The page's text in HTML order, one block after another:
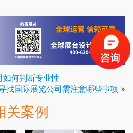
如何判断专业性
找国际展览公司需注意哪些事项 »
关案例